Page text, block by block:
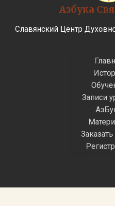
Азбука
Славянский Центр
Записи